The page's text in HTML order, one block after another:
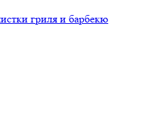
гриля и барбекю